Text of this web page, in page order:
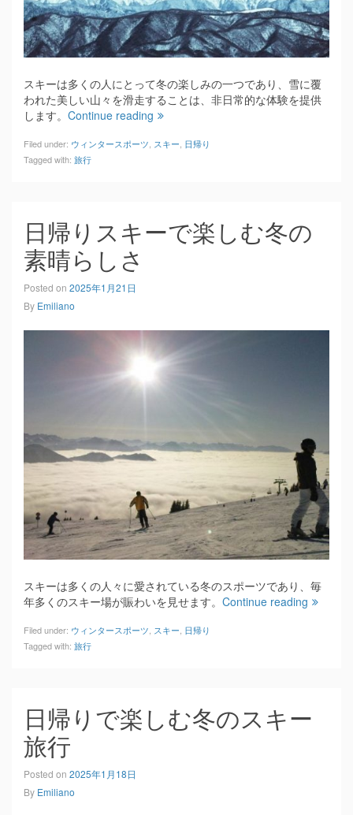
スキーは多くの人にとって冬の楽しみの一つであり、雪に覆
われた美しい山々を滑走することは、非日常的な体験を提供
します。 Continue reading
Filed under: ウィンタースポーツ スキー 日帰り
Tagged with: 旅行
日帰りスキーで楽しむ冬の
素晴らしさ
Posted on 2025年1月21日
By Emiliano
スキーは多くの人々に愛されている冬のスポーツであり、毎
年多くのスキー場が賑わいを見せます。 Continue reading
Filed under: ウィンタースポーツ スキー 日帰り
Tagged with: 旅行
日帰りで楽しむ冬のスキー
旅行
Posted on 2025年1月18日
By Emiliano